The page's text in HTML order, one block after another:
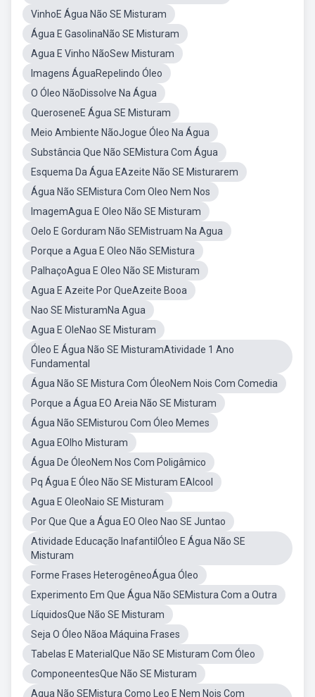
VinhoE Água Não SE Misturam
Água E GasolinaNão SE Misturam
Agua E Vinho NãoSew Misturam
Imagens ÁguaRepelindo Óleo
O Óleo NãoDissolve Na Água
QueroseneE Água SE Misturam
Meio Ambiente NãoJogue Óleo Na Água
Substância Que Não SEMistura Com Água
Esquema Da Água EAzeite Não SE Misturarem
Água Não SEMistura Com Oleo Nem Nos
ImagemAgua E Oleo Não SE Misturam
Oelo E Gorduram Não SEMistruam Na Agua
Porque a Agua E Oleo Não SEMistura
PalhaçoAgua E Oleo Não SE Misturam
Agua E Azeite Por QueAzeite Booa
Nao SE MisturamNa Agua
Agua E OleNao SE Misturam
Óleo E Água Não SE MisturamAtividade 1 Ano
Fundamental
Água Não SE Mistura Com ÓleoNem Nois Com Comedia
Porque a Água EO Areia Não SE Misturam
Água Não SEMisturou Com Óleo Memes
Agua EOlho Misturam
Água De ÓleoNem Nos Com Poligâmico
Pq Água E Óleo Não SE Misturam EAlcool
Agua E OleoNaio SE Misturam
Por Que Que a Água EO Oleo Nao SE Juntao
Atividade Educação InafantilÓleo E Água Não SE
Misturam
Forme Frases HeterogêneoÁgua Óleo
Experimento Em Que Água Não SEMistura Com a Outra
LíquidosQue Não SE Misturam
Seja O Óleo Nãoa Máquina Frases
Tabelas E MaterialQue Não SE Misturam Com Óleo
ComponeentesQue Não SE Misturam
Agua Não SEMistura Como Leo E Nem Nois Com